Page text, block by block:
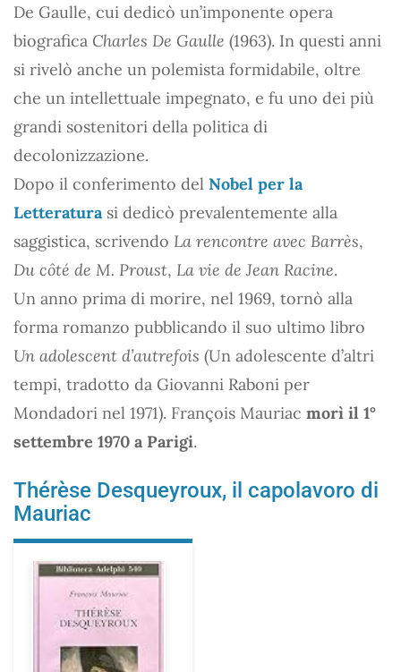
De Gaulle, cui dedicò un’imponente opera
biografica Charles De Gaulle (1963). In questi anni
si rivelò anche un polemista formidabile, oltre
che un intellettuale impegnato, e fu uno dei più
grandi sostenitori della politica di
decolonizzazione.
Dopo il conferimento del Nobel per la
Letteraturasi dedicò prevalentemente alla
saggistica, scrivendo La rencontre avec Barrès,
Du côté de M. Proust, La vie de Jean Racine.
Un anno prima di morire, nel 1969, tornò alla
forma romanzo pubblicando il suo ultimo libro
Un adolescent d’autrefois (Un adolescente d’altri
tempi, tradotto da Giovanni Raboni per
Mondadori nel 1971). François Mauriac morì il 1°
settembre 1970 a Parigi.
Thérèse Desqueyroux, il capolavoro di
Mauriac